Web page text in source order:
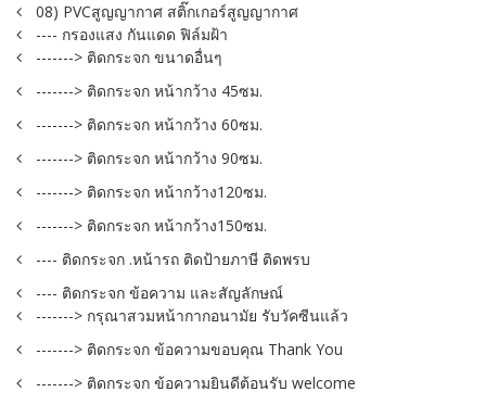
08) PVCสูญญากาศ สติ๊กเกอร์สูญญากาศ
---- กรองแสง กันแดด ฟิล์มฝ้า
-------> ติดกระจก ขนาดอื่นๆ
-------> ติดกระจก หน้ากว้าง 45ซม.
-------> ติดกระจก หน้ากว้าง 60ซม.
-------> ติดกระจก หน้ากว้าง 90ซม.
-------> ติดกระจก หน้ากว้าง120ซม.
-------> ติดกระจก หน้ากว้าง150ซม.
---- ติดกระจก .หน้ารถ ติดป้ายภาษี ติดพรบ
---- ติดกระจก ข้อความ และสัญลักษณ์
-------> กรุณาสวมหน้ากากอนามัย รับวัคซีนแล้ว
-------> ติดกระจก ข้อความขอบคุณ Thank You
-------> ติดกระจก ข้อความยินดีต้อนรับ welcome